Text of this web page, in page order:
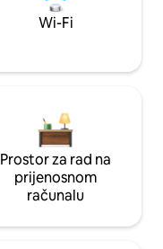
Wi-Fi
Prostor za rad na
prijenosnom
računalu